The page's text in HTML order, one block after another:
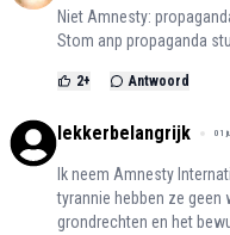
Niet Amnesty:
Stom anp propaganda
2+ Antwoord
lekkerbelangrijk 01
Ik neem Amnesty
tyrannie hebben ze geen
grondrechten en het